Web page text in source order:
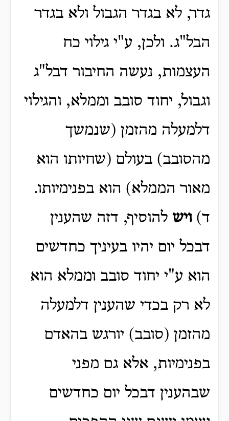
גדר, לא בגדר הגבול ולא בגדר
הבל"ג. ולכן, ע"י גילוי כח
העצמות, נעשה החיבור דבל"ג
וגבול, יחוד סובב וממלא, והגילוי
דלמעלה מהזמן (שנמשך
מהסובב) בעולם (שחיותו הוא
מאור הממלא) הוא בפנימיותו.
ד)ויש להוסיף, דזה שהענין
דבכל יום יהיו בעיניך כחדשים
הוא ע"י יחוד סובב וממלא הוא
לא רק בכדי שהענין דלמעלה
מהזמן (סובב) יורגש בהאדם
בפנימיות, אלא גם מפני
שבהענין דבכל יום כחדשים